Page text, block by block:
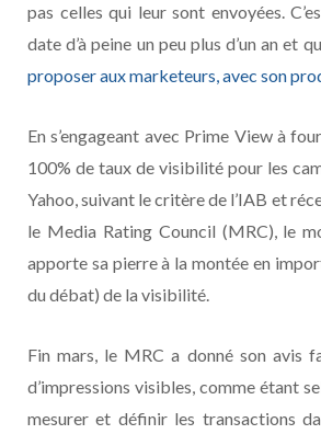
pas celles qui leur sont envoyées.
date d’à peine un peu plus d’un an et qu
proposer aux marketeurs, avec son
En s’engageant avec Prime View à
100% de taux de visibilité pour les
Yahoo, suivant le critère de l’IAB et
le Media Rating Council (MRC), le
apporte sa pierre à la montée en
du débat) de la visibilité.
Fin mars, le MRC a donné son avis
d’impressions visibles, comme étant
mesurer et définir les transactions